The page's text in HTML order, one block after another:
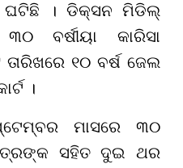
ଘଟିଛି । ଡିକ୍ସନ ମିଡିଲ୍
ବର୍ଷୀୟା କାରିସା
୧୦ ବର୍ଷ ଜେଲ
।
ମାସରେ ୩୦
ସହିତ ଦୁଇ ଥର